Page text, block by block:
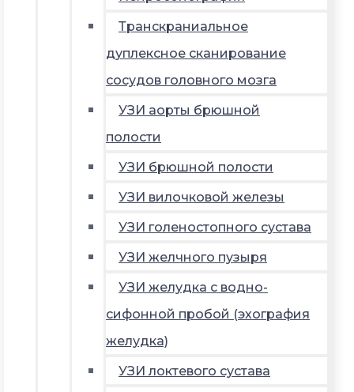
Транскраниальное
дуплексное сканирование
сосудов головного мозга
УЗИ аорты брюшной
полости
УЗИ брюшной полости
УЗИ вилочковой железы
УЗИ голеностопного сустава
УЗИ желчного пузыря
УЗИ желудка с водно-
сифонной пробой (эхография
желудка)
УЗИ локтевого сустава